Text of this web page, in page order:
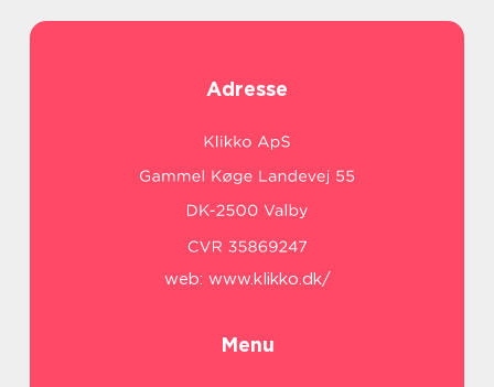
Adresse
web: www.klikko.dk/
Menu